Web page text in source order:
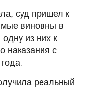
суд пришел к
виновны в
из них к
наказания с
реальный